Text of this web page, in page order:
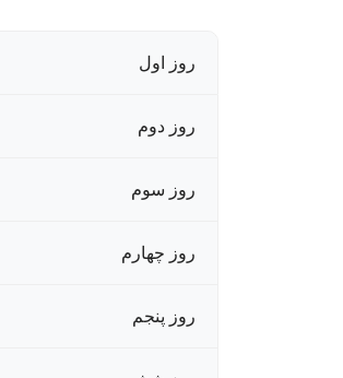
روز اول
روز دوم
روز سوم
روز چهارم
روز پنجم